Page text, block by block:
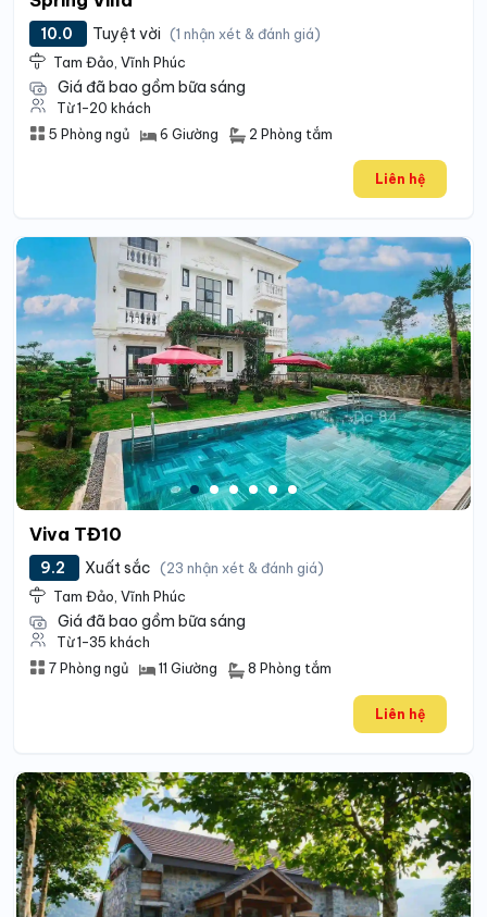
10.0 Tuyệt vời (1 nhận xét & đánh giá)
Tam Đảo, Vĩnh Phúc
Giá đã bao gồm bữa sáng
Từ 1-20 khách
5 Phòng ngủ
6 Giường 2 Phòng tắm
Liên hệ
Viva TĐ10
9.2 Xuất sắc (23 nhận xét & đánh giá)
Tam Đảo, Vĩnh Phúc
Giá đã bao gồm bữa sáng
Từ 1-35 khách
7 Phòng ngủ
11 Giường 8 Phòng tắm
Liên hệ